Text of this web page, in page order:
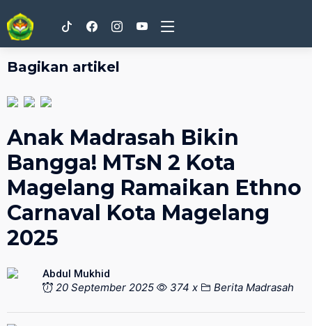
Bagikan artikel
Anak Madrasah Bikin
Bangga! MTsN 2 Kota
Magelang Ramaikan Ethno
Carnaval Kota Magelang
2025
Abdul Mukhid
20 September 2025 374 x Berita Madrasah